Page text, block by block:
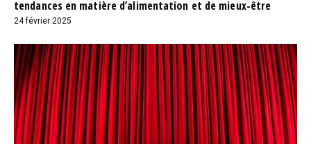
tendances en matière d’alimentation et de mieux-être
24 février 2025